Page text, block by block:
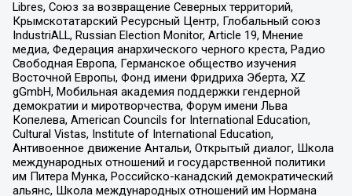
Libres, Союз за возвращение Северных территорий,
Крымскотатарский Ресурсный Центр, Глобальный союз
IndustriALL, Russian Election Monitor, Article 19, Мнение
медиа, Федерация анархического черного креста, Радио
Свободная Европа, Германское общество изучения
Восточной Европы, Фонд имени Фридриха Эберта, XZ
gGmbH, Мобильная академия поддержки гендерной
демократии и миротворчества, Форум имени Льва
Копелева, American Councils for International Education,
Cultural Vistas, Institute of International Education,
Антивоенное движение Антальи, Открытый диалог, Школа
международных отношений и государственной политики
им Питера Мунка, Российско-канадский демократический
альянс, Школа международных отношений им Нормана